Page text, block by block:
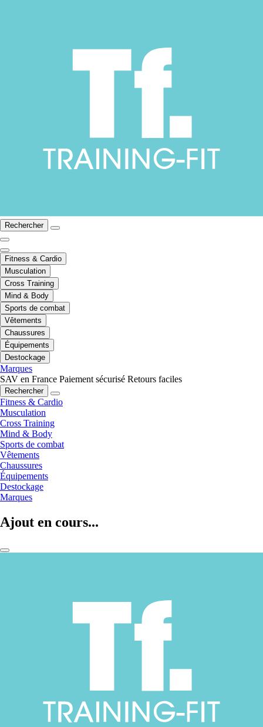
Rechercher
Fitness & Cardio
Musculation
Cross Training
Mind & Body
Sports de combat
Vêtements
Chaussures
Équipements
Destockage
Marques
SAV en France Paiement sécurisé Retours faciles
Rechercher
Fitness & Cardio
Musculation
Cross Training
Mind & Body
Sports de combat
Vêtements
Chaussures
Équipements
Destockage
Marques
Ajout en cours...